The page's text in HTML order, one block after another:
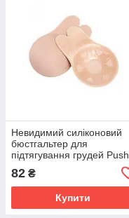
Невидимий силіконовий
бюстгальтер для
підтягування грудей Push
Up, розмір L/XL, бежевий
SV227
82 ₴
Купити